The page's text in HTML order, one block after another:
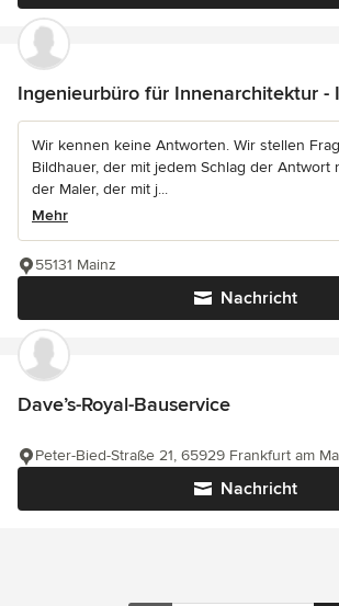
Ingenieurbüro für Innenarchitektur -
Wir kennen keine Antworten. Wir stellen
Bildhauer, der mit jedem Schlag der Antwort
der Maler, der mit j...
Mehr
Nachricht
55131 Mainz
Dave’s-Royal-Bauservice
Nachricht
Peter-Bied-Straße 21, 65929 Frankfurt am